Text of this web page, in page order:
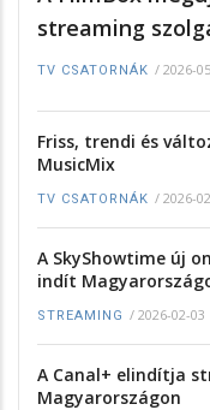
streaming
TV CSATORNÁK / 2026-
Friss, trendi és
MusicMix
TV CSATORNÁK / 2026-
A SkyShowtime új
indít
STREAMING / 2026-02-03
A Canal+ elindítja
Magyarországon